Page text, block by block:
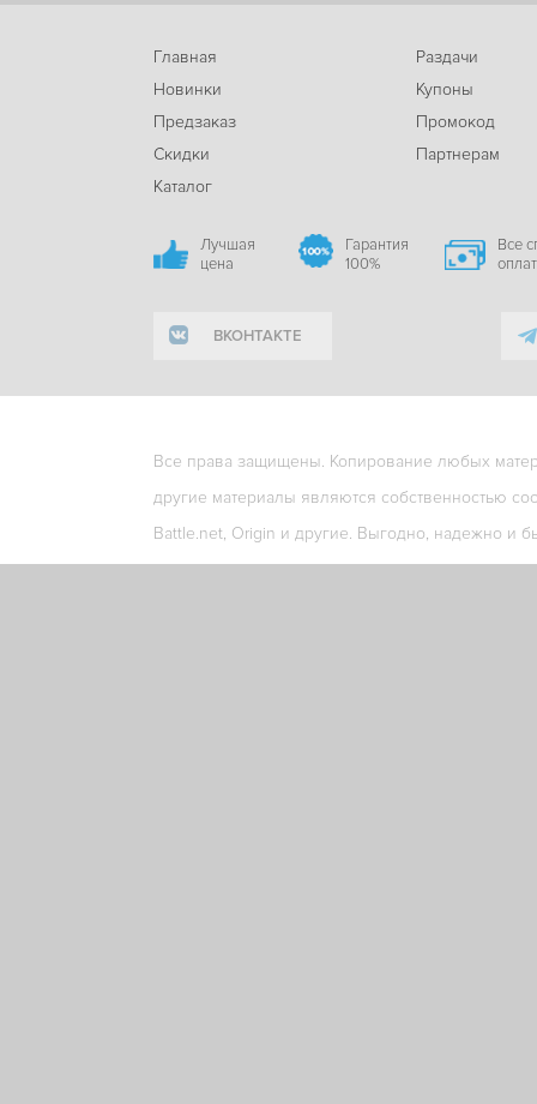
Главная
Новинки
Предзаказ
Скидки
Каталог
Раздачи
Купоны
Промокод
Партнерам
Лучшая
цена
Гарантия
100%
Все
ВКОНТАКТЕ
Все права защищены. Копирование любых
другие материалы являются собственностью
Battle.net, Origin и другие. Выгодно, надежно и